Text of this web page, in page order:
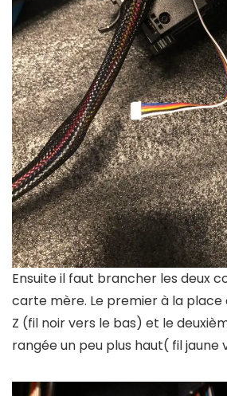
Ensuite il faut brancher les deux
carte mère. Le premier à la place
Z (fil noir vers le bas) et le
rangée un peu plus haut( fil jaune